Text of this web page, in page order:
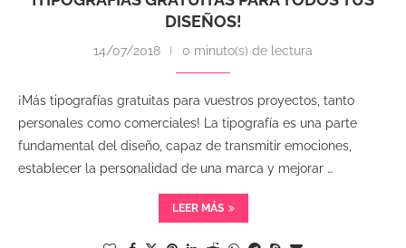
DISEÑOS!
14/07/2018 0 minuto(s) de lectura
¡Más tipografías gratuitas para vuestros proyectos, tanto
personales como comerciales! La tipografía es una parte
fundamental del diseño, capaz de transmitir emociones,
establecer la personalidad de una marca y mejorar …
LEER MÁS